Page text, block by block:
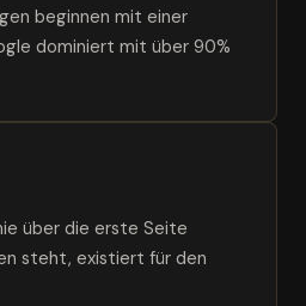
beginnen mit einer
dominiert mit über 90%
über die erste Seite
steht, existiert für den